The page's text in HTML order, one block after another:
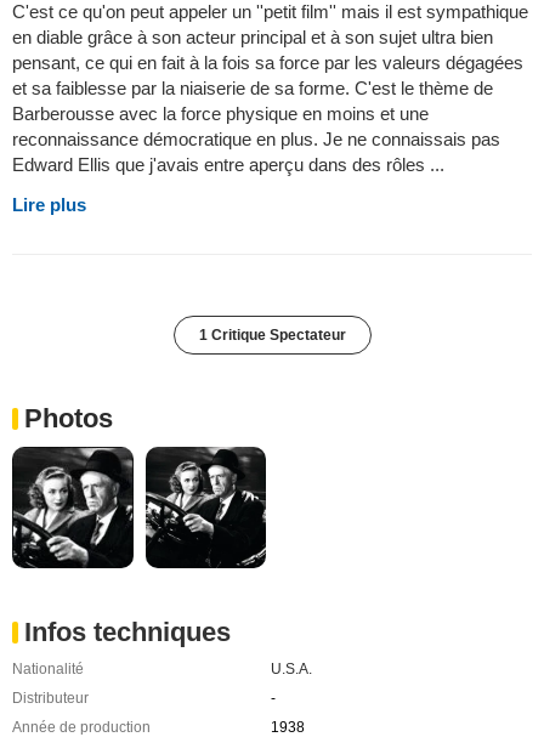
C'est ce qu'on peut appeler un ''petit film'' mais il est sympathique
en diable grâce à son acteur principal et à son sujet ultra bien
pensant, ce qui en fait à la fois sa force par les valeurs dégagées
et sa faiblesse par la niaiserie de sa forme. C'est le thème de
Barberousse avec la force physique en moins et une
reconnaissance démocratique en plus. Je ne connaissais pas
Edward Ellis que j'avais entre aperçu dans des rôles ...
Lire plus
1 Critique Spectateur
Photos
Infos techniques
Nationalité
U.S.A.
Distributeur
-
Année de production
1938